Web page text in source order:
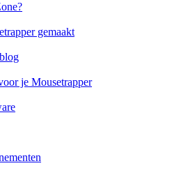
gemaakt
je Mousetrapper